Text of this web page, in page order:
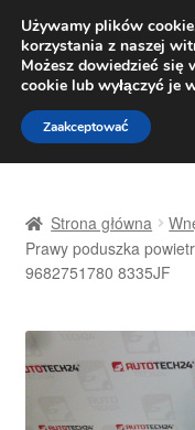
Pn.-pt.
Przejdź
do
nawigacji
Przejdź
do
treści
Dostawa
Kontakt
Moje konto
Strona główna
Prawy poduszka
9682751780 8335JF
Używamy plików
korzystania z naszej
Możesz dowiedzieć się
cookie lub wyłączyć je
Zaakceptować